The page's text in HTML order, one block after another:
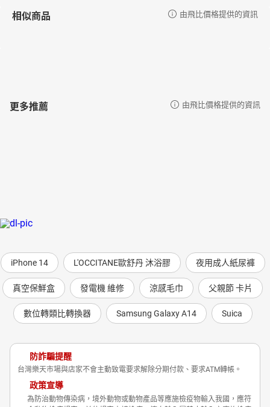
相似商品 由飛比價格提供的資訊
更多推薦 由飛比價格提供的資訊
iPhone 14 L'OCCITANE歐舒丹 沐浴膠 夜用成人紙尿褲
真空保鮮盒 發電機 維修 涼感毛巾 父親節 卡片
數位轉類比轉換器 Samsung Galaxy A14 Suica
防詐騙提醒
台灣樂天市場與店家不會主動致電要求解除分期付款、要求ATM轉帳。
政策宣導
為防治動物傳染病，境外動物或動物產品等應施檢疫物輸入我國，應符